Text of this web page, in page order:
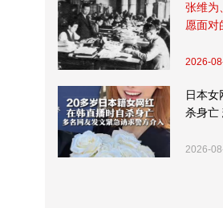
张维为
愿面对
2026-
日本女
杀身亡
2026-